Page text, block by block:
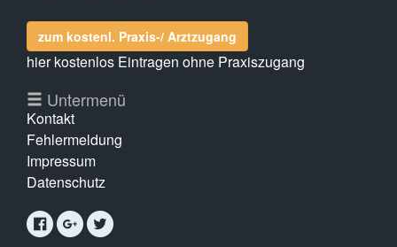
zum kostenl. Praxis-/ Arztzugang
hier kostenlos Eintragen ohne Praxiszugang
Untermenü
Kontakt
Fehlermeldung
Impressum
Datenschutz